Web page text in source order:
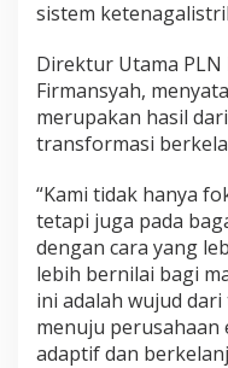
sistem
Direktur Utama
Firmansyah,
merupakan hasil
transformasi
“Kami tidak hanya
tetapi juga pada
dengan cara yang
lebih bernilai bagi
ini adalah wujud
menuju perusahaan
adaptif dan